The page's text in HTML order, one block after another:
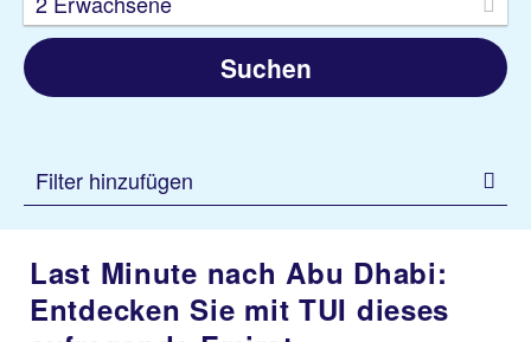
Suchen
Filter hinzufügen
Last Minute nach Abu Dhabi:
Entdecken Sie mit TUI dieses